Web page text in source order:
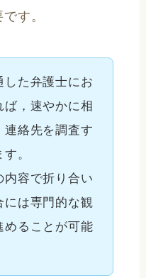
す。
した弁護士にお
ば，速やかに相
連絡先を調査す
。
内容で折り合い
には専門的な観
めることが可能